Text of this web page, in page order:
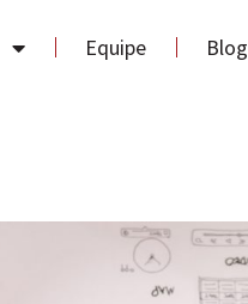
Equipe Blog